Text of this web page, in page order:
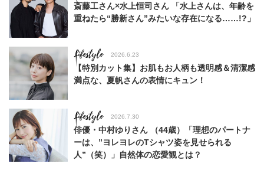
斎藤工さん×水上恒司さん 「水上さんは、年齢を
重ねたら“勝新さん”みたいな存在になる……!?」
Lifestyle 2026.6.23
【特別カット集】お肌もお人柄も透明感＆清潔感
満点な、夏帆さんの表情にキュン！
Lifestyle 2026.7.30
俳優・中村ゆりさん （44歳）「理想のパートナ
ーは、”ヨレヨレのTシャツ姿を見せられる
人”（笑）」自然体の恋愛観とは？